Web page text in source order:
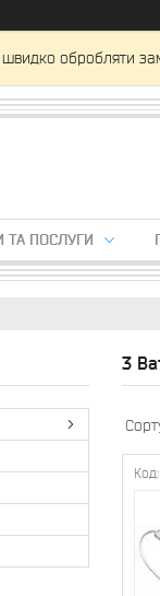
обробляти
ТА ПОСЛУГИ
3